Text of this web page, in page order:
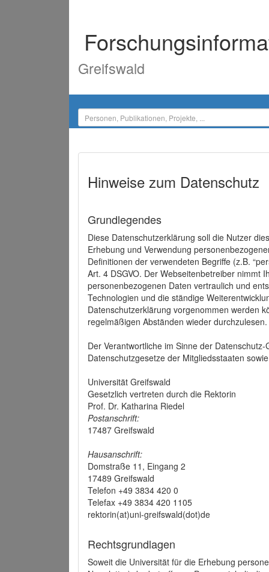
Greifswald
Hinweise zum Datenschutz
Grundlegendes
Diese Datenschutzerklärung soll die Nutzer
Erhebung und Verwendung
Definitionen der verwendeten Begriffe (z.B.
Art. 4 DSGVO. Der Webseitenbetreiber nimmt
personenbezogenen Daten vertraulich und
Technologien und die ständige
Datenschutzerklärung vorgenommen werden
regelmäßigen Abständen wieder durchzulesen.
Der Verantwortliche im Sinne der
Datenschutzgesetze der Mitgliedsstaaten
Universität Greifswald
Gesetzlich vertreten durch die Rektorin
Prof. Dr. Katharina Riedel
Postanschrift:
17487 Greifswald
Hausanschrift:
Domstraße 11, Eingang 2
17489 Greifswald
Telefon +49 3834 420 0
Telefax +49 3834 420 1105
rektorin(at)uni-greifswald(dot)de
Rechtsgrundlagen
Soweit die Universität für die Erhebung